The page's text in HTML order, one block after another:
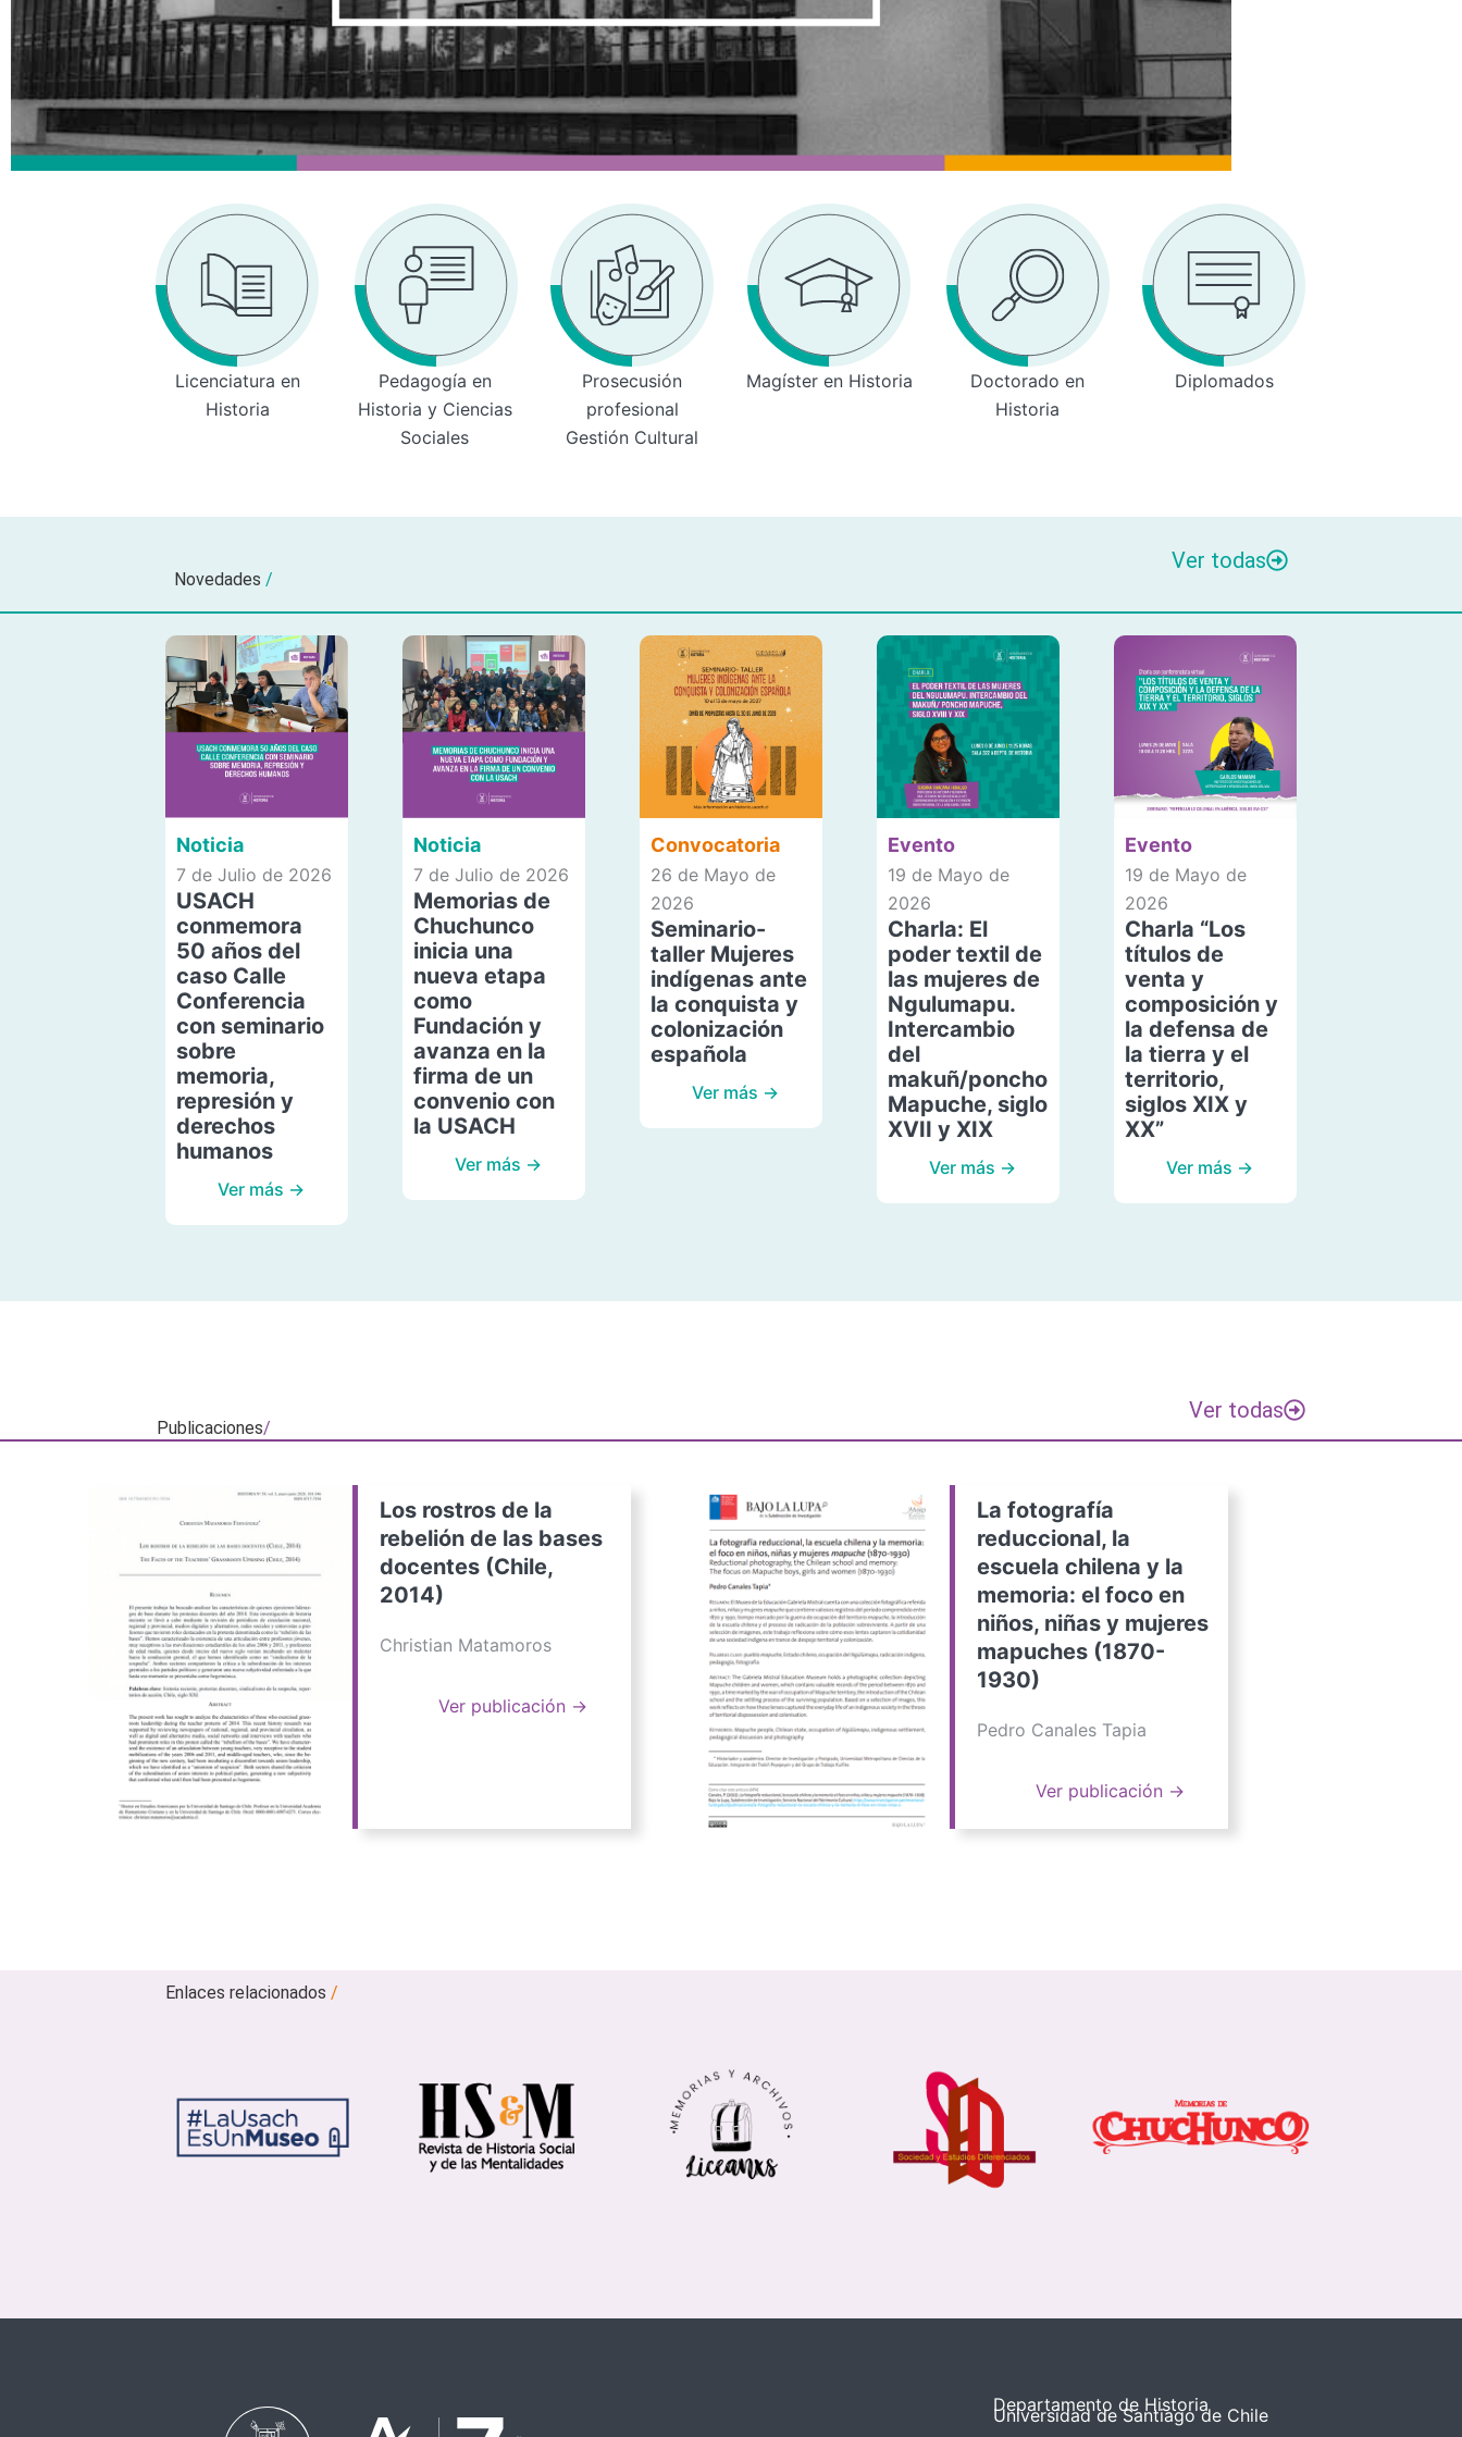
Licenciatura en
Historia
Pedagogía en
Historia y Ciencias
Sociales
Prosecusión
profesional
Gestión Cultural
Magíster en Historia
Doctorado en
Historia
Diplomados
Novedades /
Ver todas
Noticia
7 de Julio de 2026
USACH
conmemora
50 años del
caso Calle
Conferencia
con seminario
sobre
memoria,
represión y
derechos
humanos
Ver más →
Noticia
7 de Julio de 2026
Memorias de
Chuchunco
inicia una
nueva etapa
como
Fundación y
avanza en la
firma de un
convenio con
la USACH
Ver más →
Convocatoria
26 de Mayo de
2026
Seminario-
taller Mujeres
indígenas ante
la conquista y
colonización
española
Ver más →
Evento
19 de Mayo de
2026
Charla: El
poder textil de
las mujeres de
Ngulumapu.
Intercambio
del
makuñ/poncho
Mapuche, siglo
XVII y XIX
Ver más →
Evento
19 de Mayo de
2026
Charla “Los
títulos de
venta y
composición y
la defensa de
la tierra y el
territorio,
siglos XIX y
XX”
Ver más →
Publicaciones/
Ver todas
Los rostros de la
rebelión de las bases
docentes (Chile,
2014)
Christian Matamoros
Ver publicación →
La fotografía
reduccional, la
escuela chilena y la
memoria: el foco en
niños, niñas y mujeres
mapuches (1870-
1930)
Pedro Canales Tapia
Ver publicación →
Enlaces relacionados/
Departamento de Historia
Universidad de Santiago de Chile